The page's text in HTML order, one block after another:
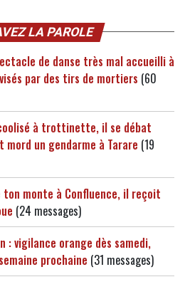
LA PAROLE
de danse très mal accueilli à
par des tirs de mortiers (60
à trottinette, il se débat
un gendarme à Tarare (19
ton monte à Confluence, il reçoit
(24 messages)
: vigilance orange dès samedi,
prochaine (31 messages)